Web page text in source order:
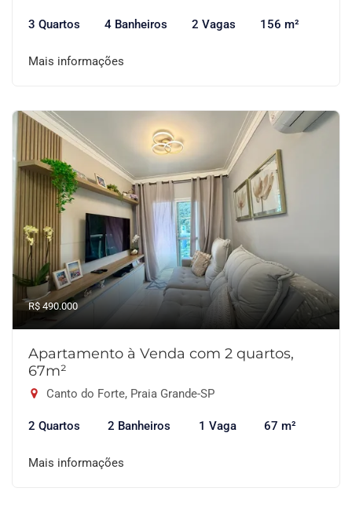
3 Quartos 4 Banheiros 2 Vagas 156 m²
Mais informações
R$ 490.000
Apartamento à Venda com 2 quartos,
67m²
Canto do Forte, Praia Grande-SP
2 Quartos 2 Banheiros 1 Vaga 67 m²
Mais informações